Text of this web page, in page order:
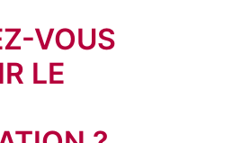
VOUS
LE